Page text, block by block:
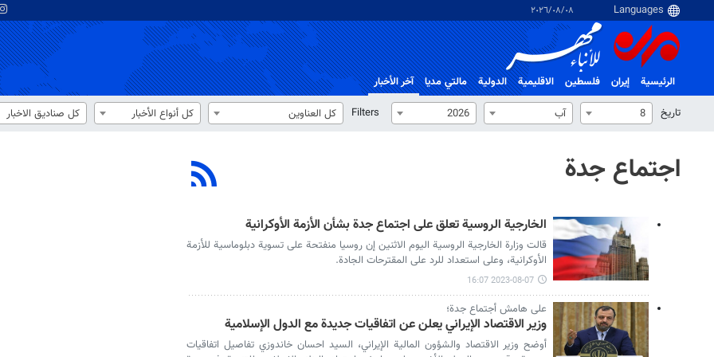
٠٨‏/٠٨‏/٢٠٢٦
الرئيسية إيران فلسطین الاقلیمیة الدولية مالتي مدیا
آخر الأخبار
تاریخ
8 آب 2026
Filters كل العناوين كل أنواع الأخبار كل صناديق الاخبار
اجتماع جدة
الخارجية الروسية تعلق على اجتماع جدة بشأن الأزمة الأوكرانية
قالت وزارة الخارجية الروسية اليوم الاثنين إن روسيا منفتحة على تسوية دبلوماسية للأزمة
الأوكرانية، وعلى استعداد للرد على المقترحات الجادة.
2023-08-07 16:07
على هامش أجتماع جدة؛
وزير الاقتصاد الإيراني يعلن عن اتفاقيات جديدة مع الدول الإسلامية
أوضح وزير الاقتصاد والشؤون المالية الإيراني، السيد احسان خاندوزي تفاصيل اتفاقيات